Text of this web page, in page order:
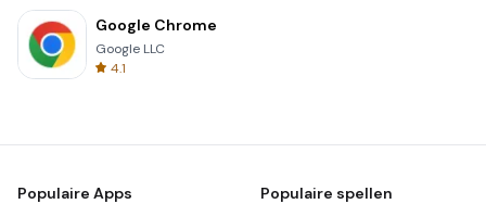
Google Chrome
Google LLC
4.1
Populaire Apps Populaire spellen